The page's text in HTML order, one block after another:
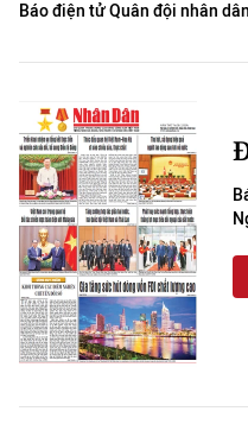
Báo điện tử Quân đội nhân dân